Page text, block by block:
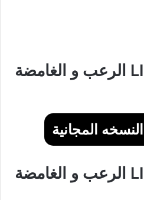
تحميل لعبة LIMBO‏ الرعب و الغامضة
المجانية
تحميل لعبة LIMBO‏ الرعب و الغامضة